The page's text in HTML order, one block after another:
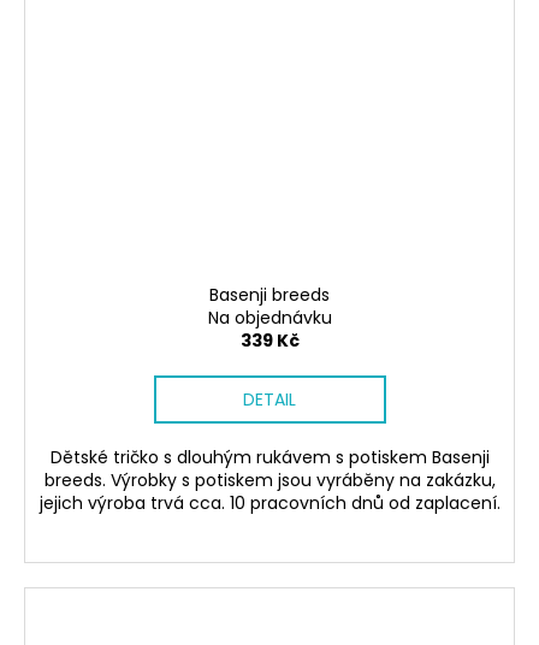
Basenji breeds
Na objednávku
339 Kč
DETAIL
Dětské tričko s dlouhým rukávem s potiskem Basenji
breeds. Výrobky s potiskem jsou vyráběny na zakázku,
jejich výroba trvá cca. 10 pracovních dnů od zaplacení.